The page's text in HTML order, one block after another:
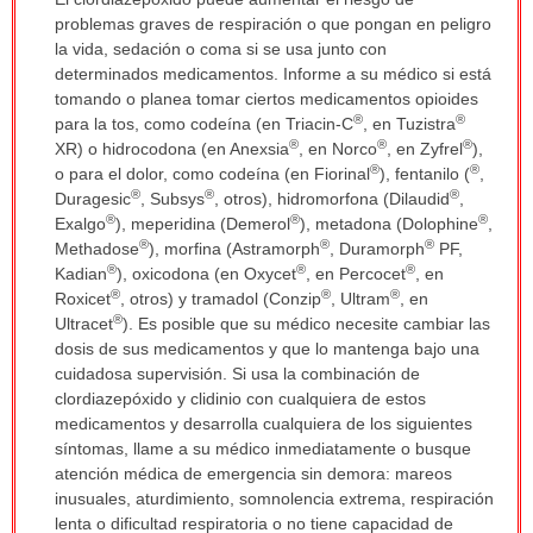
sido
extendido.
problemas graves de respiración o que pongan en peligro
la vida, sedación o coma si se usa junto con
determinados medicamentos. Informe a su médico si está
tomando o planea tomar ciertos medicamentos opioides
para la tos, como codeína (en Triacin-C®, en Tuzistra®
XR) o hidrocodona (en Anexsia®, en Norco®, en Zyfrel®),
o para el dolor, como codeína (en Fiorinal®), fentanilo (®,
Duragesic®, Subsys®, otros), hidromorfona (Dilaudid®,
Exalgo®), meperidina (Demerol®), metadona (Dolophine®,
Methadose®), morfina (Astramorph®, Duramorph®PF,
Kadian®), oxicodona (en Oxycet®, en Percocet®, en
Roxicet®, otros) y tramadol (Conzip®, Ultram®, en
Ultracet®). Es posible que su médico necesite cambiar las
dosis de sus medicamentos y que lo mantenga bajo una
cuidadosa supervisión. Si usa la combinación de
clordiazepóxido y clidinio con cualquiera de estos
medicamentos y desarrolla cualquiera de los siguientes
síntomas, llame a su médico inmediatamente o busque
atención médica de emergencia sin demora: mareos
inusuales, aturdimiento, somnolencia extrema, respiración
lenta o dificultad respiratoria o no tiene capacidad de